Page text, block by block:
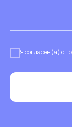
Я согласен(а) с